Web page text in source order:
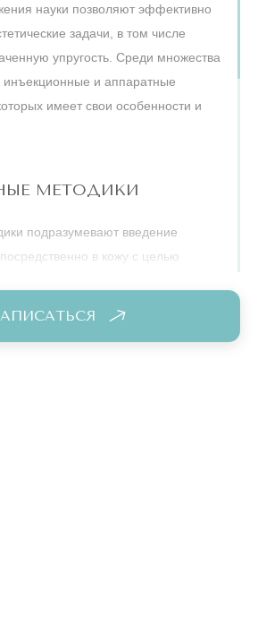
науки позволяют эффективно
задачи, в том числе
упругость. Среди множества
и аппаратные
имеет свои особенности и
МЕТОДИКИ
подразумевают введение
в кожу с целью
это прямое показание к